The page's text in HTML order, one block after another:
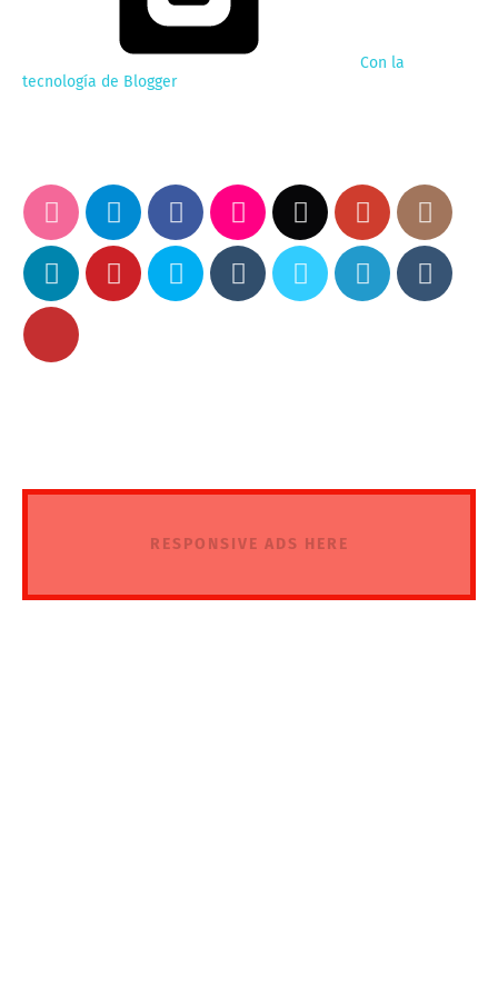
Con la
tecnología de Blogger
RESPONSIVE ADS HERE